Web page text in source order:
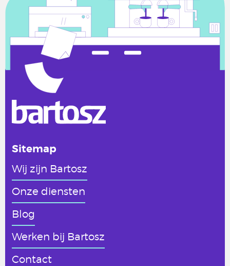
Sitemap
Wij zijn Bartosz
Onze diensten
Blog
Werken bij Bartosz
Contact